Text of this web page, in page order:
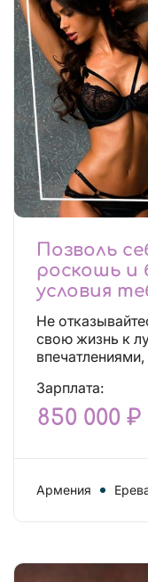
Позволь
роскошь и
условия
условия и
Не
свою жизнь к
Зарплата:
850 000 ₽
Армения